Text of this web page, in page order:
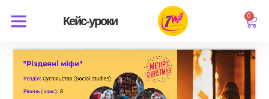
Кейс-уроки 0